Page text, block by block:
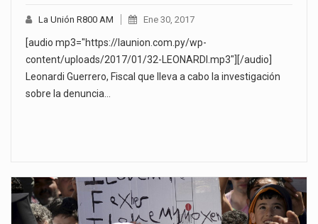
La Unión R800 AM Ene 30, 2017
[audio mp3="https://launion.com.py/wp-
content/uploads/2017/01/32-LEONARDI.mp3"][/audio]
Leonardi Guerrero, Fiscal que lleva a cabo la investigación
sobre la denuncia…